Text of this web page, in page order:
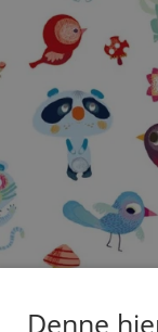
Denne